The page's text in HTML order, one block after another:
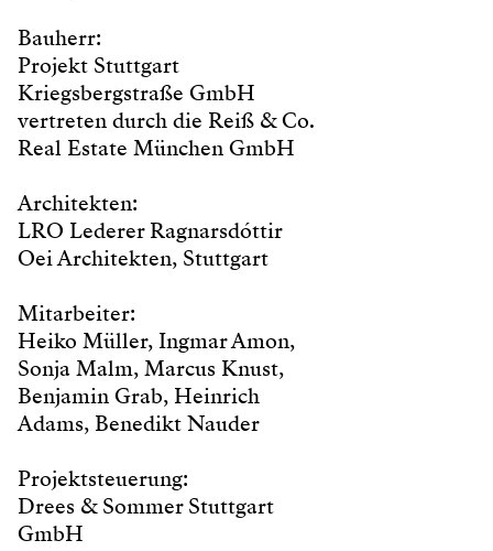
Bauherr:
Projekt Stuttgart
Kriegsbergstraße GmbH
vertreten durch die Reiß & Co.
Real Estate München GmbH
Architekten:
LRO Lederer Ragnarsdóttir
Oei Architekten, Stuttgart
Mitarbeiter:
Heiko Müller, Ingmar Amon,
Sonja Malm, Marcus Knust,
Benjamin Grab, Heinrich
Adams, Benedikt Nauder
Projektsteuerung:
Drees & Sommer Stuttgart
GmbH